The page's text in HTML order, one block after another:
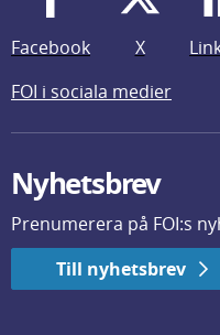
Facebook X
FOI i sociala medier
Nyhetsbrev
Prenumerera på FOI:s
Till nyhetsbrev